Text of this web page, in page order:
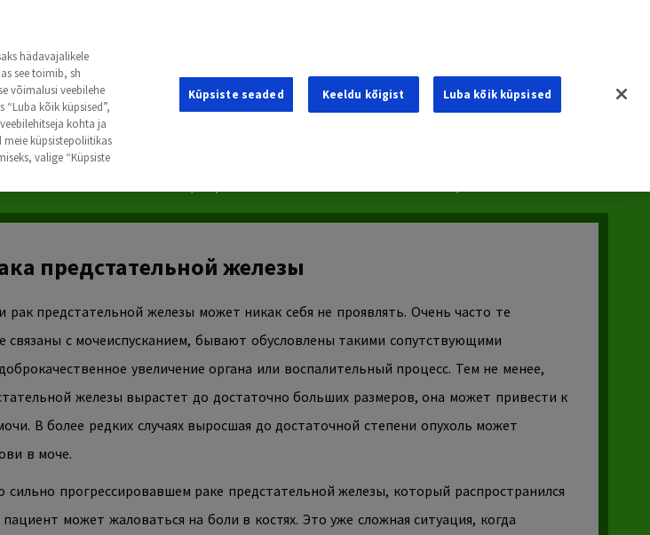
Очага Опухоли Детского Возраста
предстательной железы
рак предстательной железы может никак себя не проявлять. Очень часто те
связаны с мочеиспусканием, бывают обусловлены такими сопутствующими
увеличение органа или воспалительный процесс. Тем не менее,
железы вырастет до достаточно больших размеров, она может привести к
В более редких случаях выросшая до достаточной степени опухоль может
в моче.
сильно прогрессировавшем раке предстательной железы, который распространился
может жаловаться на боли в костях. Это уже сложная ситуация, когда
hädavajalikele
see toimib, sh
võimalusi veebilehe
kõik küpsised”,
kohta ja
küpsistepoliitikas
valige “Küpsiste
Küpsiste seaded Keeldu kõigist Luba kõik küpsised